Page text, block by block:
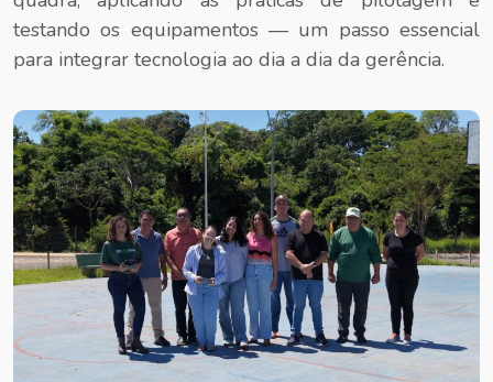
testando os equipamentos — um passo essencial
para integrar tecnologia ao dia a dia da gerência.